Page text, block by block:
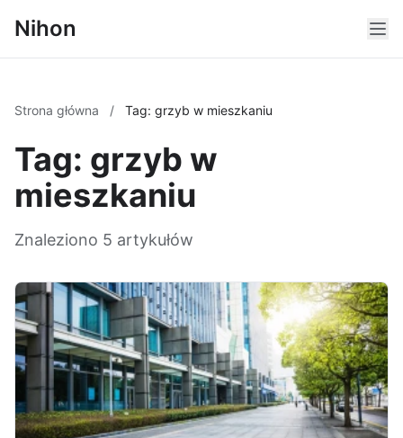
Nihon
Strona główna / Tag: grzyb w mieszkaniu
Tag: grzyb w
mieszkaniu
Znaleziono 5 artykułów